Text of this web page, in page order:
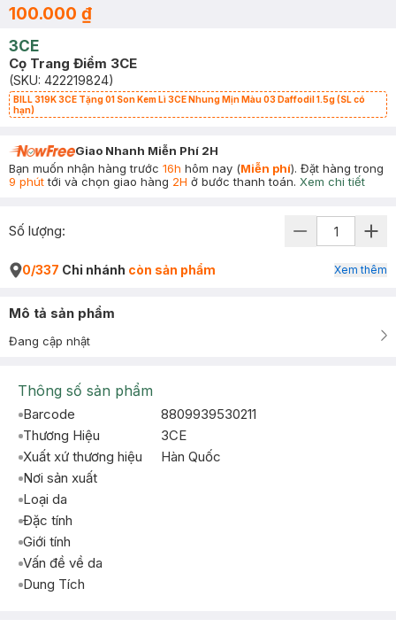
100.000 ₫
3CE
Cọ Trang Điểm 3CE
(SKU: 422219824)
BILL 319K 3CE Tặng 01 Son Kem Lì 3CE Nhung Mịn Màu 03 Daffodil 1.5g (SL có
hạn)
Giao Nhanh Miễn Phí 2H
Bạn muốn nhận hàng trước 16h hôm nay (Miễn phí). Đặt hàng trong
9 phúttới và chọn giao hàng 2H ở bước thanh toán. Xem chi tiết
Số lượng:
0/337 Chi nhánh còn sản phẩm Xem thêm
Mô tả sản phẩm
Đang cập nhật
Thông số sản phẩm
Barcode
8809939530211
Thương Hiệu
3CE
Xuất xứ thương hiệu
Hàn Quốc
Nơi sản xuất
Loại da
Đặc tính
Giới tính
Vấn đề về da
Dung Tích